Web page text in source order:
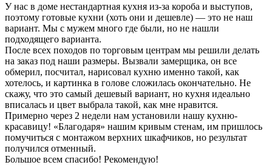
У нас в доме нестандартная кухня из-за короба и выступов,
поэтому готовые кухни (хоть они и дешевле) — это не наш
вариант. Мы с мужем много где были, но не нашли
подходящего варианта.
После всех походов по торговым центрам мы решили делать
на заказ под наши размеры. Вызвали замерщика, он все
обмерил, посчитал, нарисовал кухню именно такой, как
хотелось, и картинка в голове сложилась окончательно. Не
скажу, что это самый дешевый вариант, но кухня идеально
вписалась и цвет выбрала такой, как мне нравится.
Примерно через 2 недели нам установили нашу кухню-
красавицу! «Благодаря» нашим кривым стенам, им пришлось
помучиться с монтажом верхних шкафчиков, но результат
получился отменный.
Большое всем спасибо! Рекомендую!